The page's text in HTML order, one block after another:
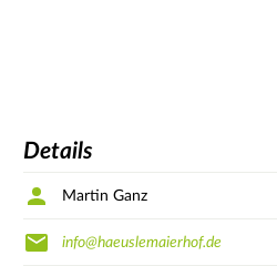
Details
Martin Ganz
info@haeuslemaierhof.de